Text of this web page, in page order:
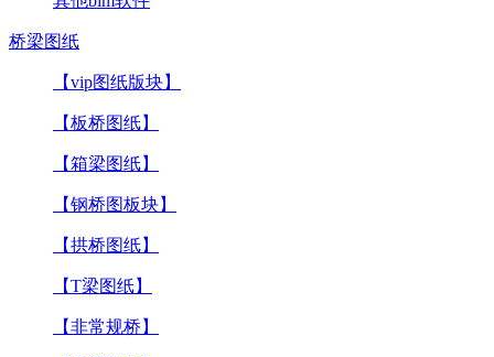
桥梁图纸
【vip图纸版块】
【板桥图纸】
【箱梁图纸】
【钢桥图板块】
【拱桥图纸】
【T梁图纸】
【非常规桥】